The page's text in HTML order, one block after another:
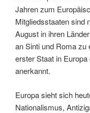
Jahren zum
Mitgliedsstaaten sind
August in ihren
an Sinti und Roma zu
erster Staat in
anerkannt.
Europa sieht sich
Nationalismus,